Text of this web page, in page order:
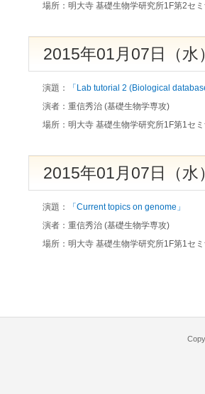
場所： 明大寺 基礎生物学研究所1F第2セ
2015年01月07日（
演題：
「Lab tutorial 2 (Biological
演者： 重信秀治 (基礎生物学専攻)
場所： 明大寺 基礎生物学研究所1F第1セ
2015年01月07日（
演題：
「Current topics on genome」
演者： 重信秀治 (基礎生物学専攻)
場所： 明大寺 基礎生物学研究所1F第1セ